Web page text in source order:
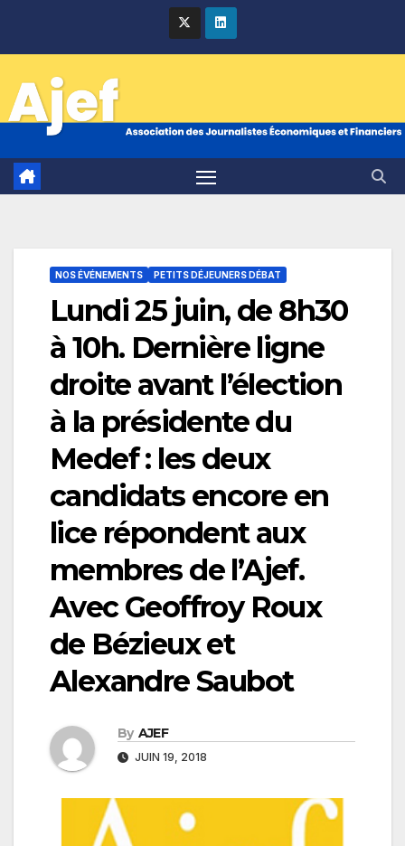
NOS ÉVÉNEMENTS PETITS DÉJEUNERS DÉBAT
Lundi 25 juin, de 8h30
à 10h. Dernière ligne
droite avant l’élection
à la présidente du
Medef : les deux
candidats encore en
lice répondent aux
membres de l’Ajef.
Avec Geoffroy Roux
de Bézieux et
Alexandre Saubot
By AJEF
JUIN 19, 2018